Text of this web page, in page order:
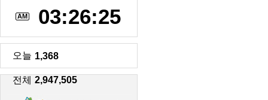
AM 03:26:26
오늘 1,368
전체 2,947,505